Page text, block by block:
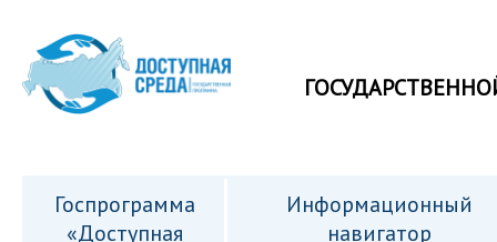
Госпрограмма
«Доступная
Информационный
навигатор